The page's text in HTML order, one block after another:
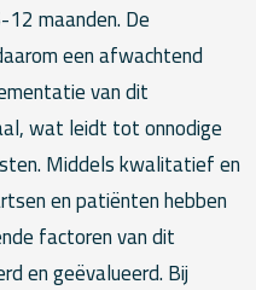
maanden. De
een afwachtend
van dit
wat leidt tot onnodige
Middels kwalitatief en
en patiënten hebben
factoren van dit
en geëvalueerd. Bij